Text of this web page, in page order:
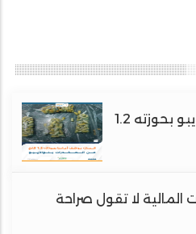
الدرك يوقف أجنبيا بنواذيبو بحوزته 1.2
المالية لا تقول صراحة